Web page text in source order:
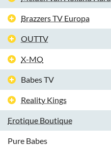
Brazzers TV Europa
OUTTV
X-MO
Babes TV
Reality Kings
Erotique Boutique
Pure Babes